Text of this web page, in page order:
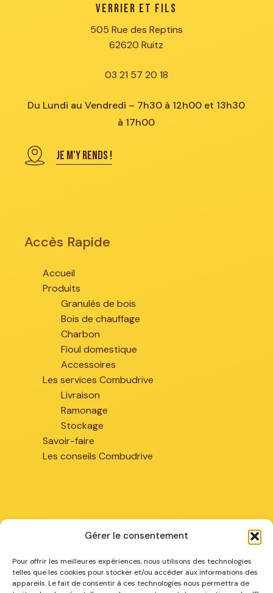
Gérer le consentement
Pour offrir les meilleures expériences, nous utilisons des technologies
telles que les cookies pour stocker et/ou accéder aux informations des
appareils. Le fait de consentir à ces technologies nous permettra de
Verrier et Fils
505 Rue des Reptins
62620 Ruitz
03 21 57 20 18
Du Lundi au Vendredi – 7h30 à 12h00 et 13h30
à 17h00
JE M'Y RENDS !
Accès Rapide
Accueil
Produits
Granulés de bois
Bois de chauffage
Charbon
Fioul domestique
Accessoires
Les services Combudrive
Livraison
Ramonage
Stockage
Savoir-faire
Les conseils Combudrive
Chez vous
Combustibles à Arras